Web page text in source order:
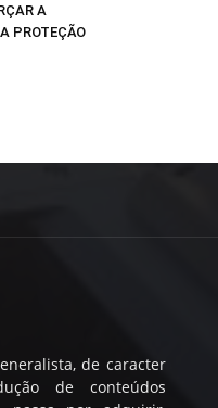
A
PROTEÇÃO
de caracter
de conteúdos